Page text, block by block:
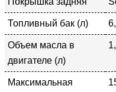
Топливный бак (л)
Объем масла в
двигателе (л)
Максимальная